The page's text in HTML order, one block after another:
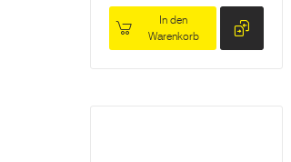
In den
Warenkorb